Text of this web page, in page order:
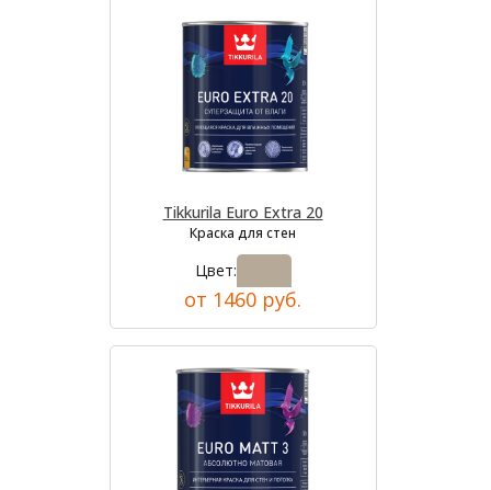
Tikkurila Euro Extra 20
Краска для стен
Цвет:
от 1460 руб.